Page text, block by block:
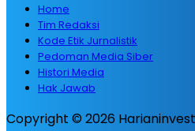
Home
Tim Redaksi
Kode Etik Jurnalistik
Pedoman Media Siber
Histori Media
Hak Jawab
Copyright © 2026